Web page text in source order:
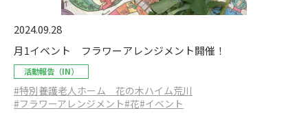
2024.09.28
月1イベント フラワーアレンジメント開催！
活動報告（IN）
#特別養護老人ホーム 花の木ハイム荒川
#フラワーアレンジメント#花#イベント